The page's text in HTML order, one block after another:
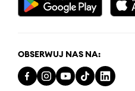
OBSERWUJ NAS NA: